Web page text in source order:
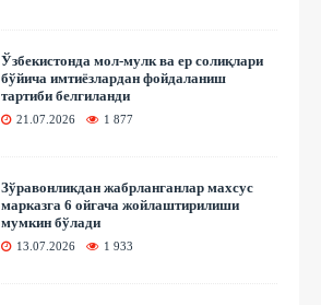
Ўзбекистонда мол-мулк ва ер солиқлари
бўйича имтиёзлардан фойдаланиш
тартиби белгиланди
21.07.2026 1 877
Зўравонликдан жабрланганлар махсус
марказга 6 ойгача жойлаштирилиши
мумкин бўлади
13.07.2026 1 933